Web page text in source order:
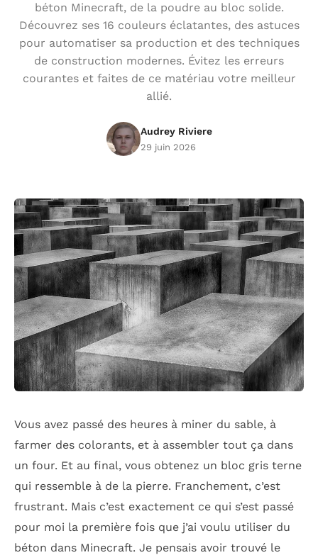
béton Minecraft, de la poudre au bloc solide.
Découvrez ses 16 couleurs éclatantes, des astuces
pour automatiser sa production et des techniques
de construction modernes. Évitez les erreurs
courantes et faites de ce matériau votre meilleur
allié.
Audrey Riviere
29 juin 2026
Vous avez passé des heures à miner du sable, à
farmer des colorants, et à assembler tout ça dans
un four. Et au final, vous obtenez un bloc gris terne
qui ressemble à de la pierre. Franchement, c’est
frustrant. Mais c’est exactement ce qui s’est passé
pour moi la première fois que j’ai voulu utiliser du
béton dans Minecraft. Je pensais avoir trouvé le